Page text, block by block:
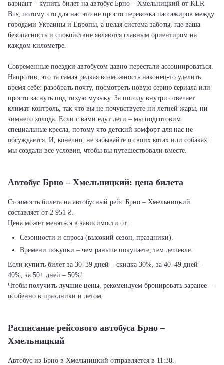
вариант – купить билет на автобус Брно – Хмельницкий от KLR
Bus, потому что для нас это не просто перевозка пассажиров между
городами Украины и Европы, а целая система заботы, где ваша
безопасность и спокойствие являются главным ориентиром на
каждом километре.
Современные поездки автобусом давно перестали ассоциироваться.
Напротив, это та самая редкая возможность наконец-то уделить
время себе: разобрать почту, посмотреть новую серию сериала или
просто заснуть под тихую музыку. За погоду внутри отвечает
климат-контроль, так что вы не почувствуете ни летней жары, ни
зимнего холода. Если с вами едут дети – мы подготовим
специальные кресла, потому что детский комфорт для нас не
обсуждается. И, конечно, не забывайте о своих котах или собаках:
мы создали все условия, чтобы вы путешествовали вместе.
Автобус Брно – Хмельницкий: цена билета
Стоимость билета на автобусный рейс Брно – Хмельницкий
составляет от 2 951 ₴.
Цена может меняться в зависимости от:
Сезонности и спроса (высокий сезон, праздники).
Времени покупки – чем раньше покупаете, тем дешевле.
Если купить билет за 30–39 дней – скидка 30%, за 40–49 дней –
40%, за 50+ дней – 50%!
Чтобы получить лучшие цены, рекомендуем бронировать заранее –
особенно в праздники и летом.
Расписание рейсового автобуса Брно –
Хмельницкий
Автобус из Брно в Хмельницкий отправляется в 11:30.